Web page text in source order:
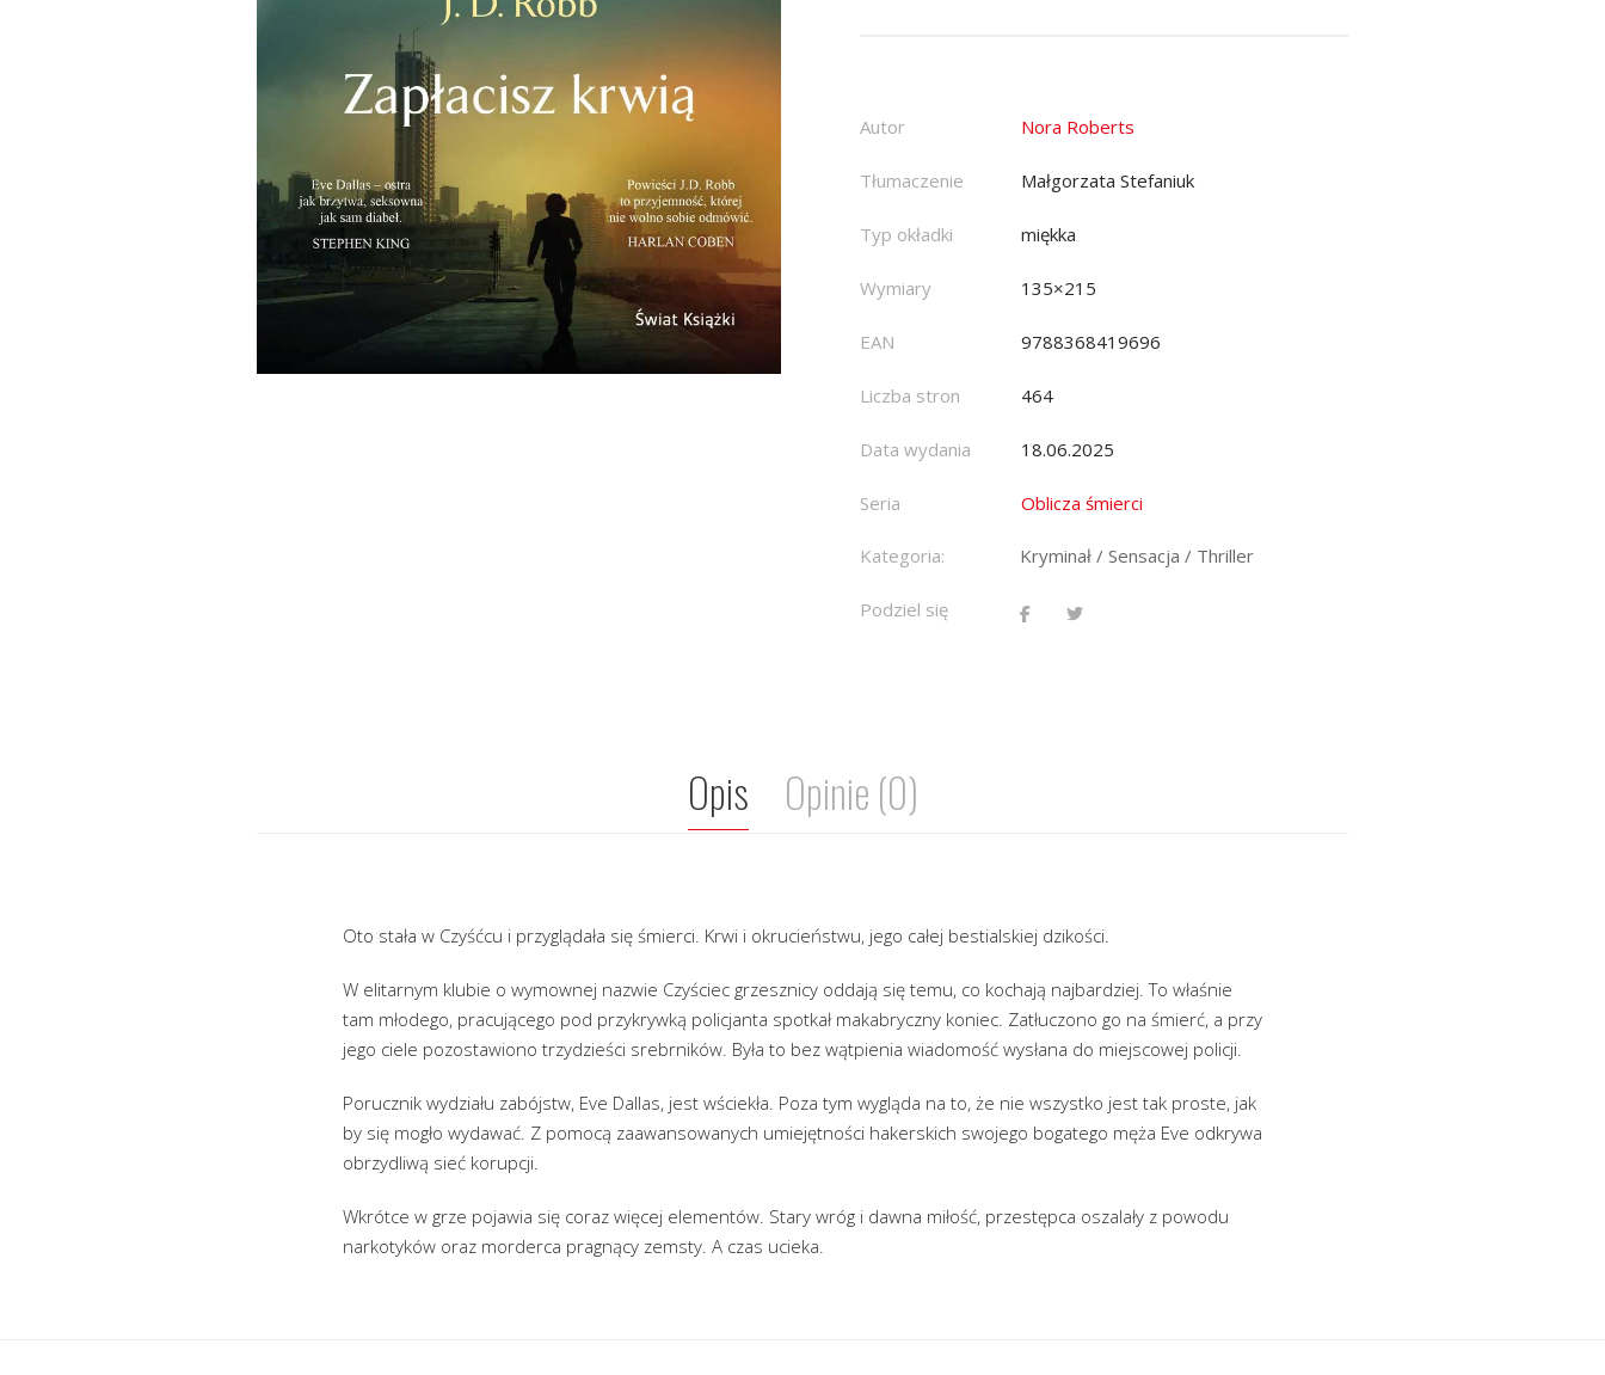
Autor Nora Roberts
Tłumaczenie Małgorzata Stefaniuk
Typ okładki miękka
Wymiary 135×215
EAN 9788368419696
Liczba stron 464
Data wydania 18.06.2025
Seria Oblicza śmierci
Kategoria: Kryminał / Sensacja / Thriller
Podziel się
Opis Opinie (0)
Oto stała w Czyśćcu i przyglądała się śmierci. Krwi i okrucieństwu, jego całej bestialskiej dzikości.
W elitarnym klubie o wymownej nazwie Czyściec grzesznicy oddają się temu, co kochają najbardziej. To właśnie
tam młodego, pracującego pod przykrywką policjanta spotkał makabryczny koniec. Zatłuczono go na śmierć, a przy
jego ciele pozostawiono trzydzieści srebrników. Była to bez wątpienia wiadomość wysłana do miejscowej policji.
Porucznik wydziału zabójstw, Eve Dallas, jest wściekła. Poza tym wygląda na to, że nie wszystko jest tak proste, jak
by się mogło wydawać. Z pomocą zaawansowanych umiejętności hakerskich swojego bogatego męża Eve odkrywa
obrzydliwą sieć korupcji.
Wkrótce w grze pojawia się coraz więcej elementów. Stary wróg i dawna miłość, przestępca oszalały z powodu
narkotyków oraz morderca pragnący zemsty. A czas ucieka.